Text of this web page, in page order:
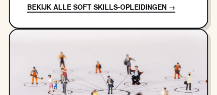
BEKIJK ALLE SOFT SKILLS-OPLEIDINGEN →